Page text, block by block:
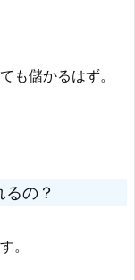
も儲かるはず。
の？
。